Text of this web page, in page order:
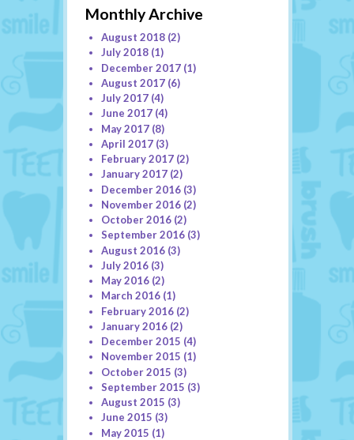
Monthly Archive
August 2018(2)
July 2018(1)
December 2017(1)
August 2017(6)
July 2017(4)
June 2017(4)
May 2017(8)
April 2017(3)
February 2017(2)
January 2017(2)
December 2016(3)
November 2016(2)
October 2016(2)
September 2016(3)
August 2016(3)
July 2016(3)
May 2016(2)
March 2016(1)
February 2016(2)
January 2016(2)
December 2015 (4)
November 2015 (1)
October 2015 (3)
September 2015 (3)
August 2015 (3)
June 2015 (3)
May 2015 (1)